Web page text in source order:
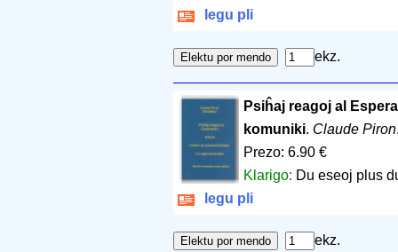
legu pli
ekz.
Psiĥaj reagoj al
komuniki. Claude Piron
Prezo: 6.90 €
Klarigo: Du eseoj plus
legu pli
ekz.